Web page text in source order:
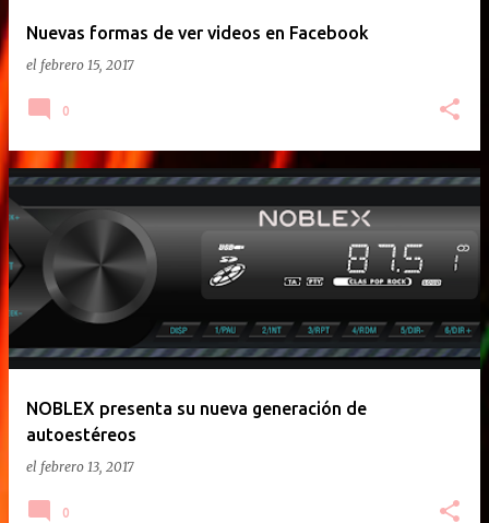
Nuevas formas de ver videos en Facebook
el febrero 15, 2017
0
NOBLEX presenta su nueva generación de
autoestéreos
el febrero 13, 2017
0